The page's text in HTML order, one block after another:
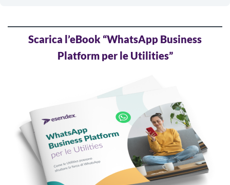
Scarica l’eBook “WhatsApp Business
Platform per le Utilities”